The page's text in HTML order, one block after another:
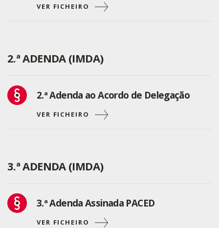
VER FICHEIRO
2.ª ADENDA (IMDA)
2.ª Adenda ao Acordo de Delegação
VER FICHEIRO
3.ª ADENDA (IMDA)
3.ª Adenda Assinada PACED
VER FICHEIRO